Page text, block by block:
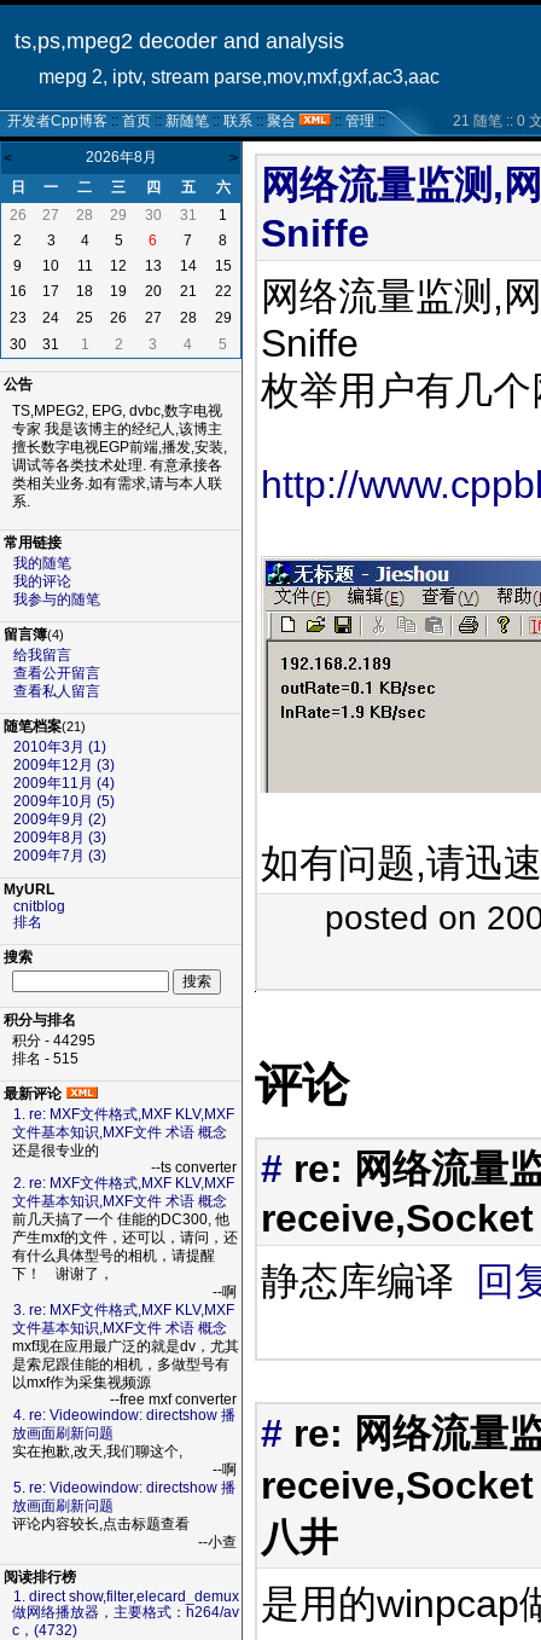
ts,ps,mpeg2 decoder and analysis
mepg 2, iptv, stream parse,mov,mxf,gxf,ac3,aac
开发者Cpp博客 :: 首页 :: 新随笔 :: 联系 :: 聚合 :: 管理 :: 21 随笔 :: 0
< 2026年8月 >
日 一 二 三 四 五
六
26
27 28 29 30 31
1
2
3 4 5 6 7
8
9
10 11 12 13 14
15
16
17 18 19 20 21
22
23
24 25 26 27 28
29
30
31 1 2 3 4 5
公告
TS,MPEG2, EPG, dvbc,数字电视
专家 我是该博主的经纪人,该博主
擅长数字电视EGP前端,播发,安装,
调试等各类技术处理. 有意承接各
类相关业务.如有需求,请与本人联
系.
常用链接
我的随笔
我的评论
我参与的随笔
留言簿(4)
给我留言
查看公开留言
查看私人留言
随笔档案(21)
2010年3月 (1)
2009年12月 (3)
2009年11月 (4)
2009年10月 (5)
2009年9月 (2)
2009年8月 (3)
2009年7月 (3)
MyURL
cnitblog
排名
搜索
积分与排名
积分 - 44295
排名 - 515
最新评论
1. re: MXF文件格式,MXF KLV,MXF
文件基本知识,MXF文件 术语 概念
还是很专业的
--ts converter
2. re: MXF文件格式,MXF KLV,MXF
文件基本知识,MXF文件 术语 概念
前几天搞了一个 佳能的DC300, 他
产生mxf的文件，还可以，请问，还
有什么具体型号的相机，请提醒
下！ 谢谢了，
--啊
3. re: MXF文件格式,MXF KLV,MXF
文件基本知识,MXF文件 术语 概念
mxf现在应用最广泛的就是dv，尤其
是索尼跟佳能的相机，多做型号有
以mxf作为采集视频源
--free mxf converter
4. re: Videowindow: directshow 播
放画面刷新问题
实在抱歉,改天,我们聊这个,
--啊
5. re: Videowindow: directshow 播
放画面刷新问题
评论内容较长,点击标题查看
--小查
阅读排行榜
1. direct show,filter,elecard_demux
做网络播放器，主要格式：h264/av
c，(4732)
网络流量监测,
Sniffe
网络流量监测,
Sniffe
枚举用户有几
http://
如有问题,请迅
posted on
评论
# re: 网络流量
静态库编译
回
# re: 网络流量
八井
是用的